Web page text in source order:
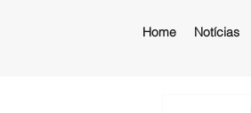
Home Notícias